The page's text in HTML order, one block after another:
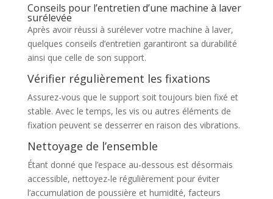
Conseils pour l’entretien d’une machine à laver
surélevée
Après avoir réussi à surélever votre machine à laver,
quelques conseils d’entretien garantiront sa durabilité
ainsi que celle de son support.
Vérifier régulièrement les fixations
Assurez-vous que le support soit toujours bien fixé et
stable. Avec le temps, les vis ou autres éléments de
fixation peuvent se desserrer en raison des vibrations.
Nettoyage de l’ensemble
Étant donné que l’espace au-dessous est désormais
accessible, nettoyez-le régulièrement pour éviter
l’accumulation de poussière et humidité, facteurs